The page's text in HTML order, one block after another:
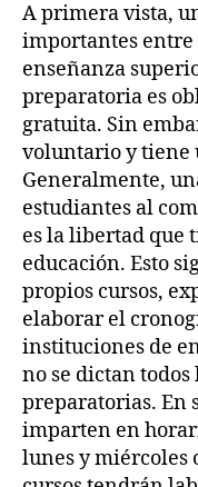
A primera vista,
importantes
enseñanza
preparatoria es
gratuita. Sin
voluntario y tiene
Generalmente,
estudiantes al
es la libertad que
educación. Esto
propios cursos,
elaborar el
instituciones de
no se dictan todos
preparatorias. En
imparten en
lunes y miércoles